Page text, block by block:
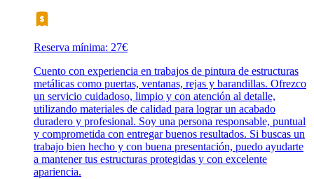
Reserva mínima: 27€
Cuento con experiencia en trabajos de pintura de estructuras
metálicas como puertas, ventanas, rejas y barandillas. Ofrezco
un servicio cuidadoso, limpio y con atención al detalle,
utilizando materiales de calidad para lograr un acabado
duradero y profesional. Soy una persona responsable, puntual
y comprometida con entregar buenos resultados. Si buscas un
trabajo bien hecho y con buena presentación, puedo ayudarte
a mantener tus estructuras protegidas y con excelente
apariencia.